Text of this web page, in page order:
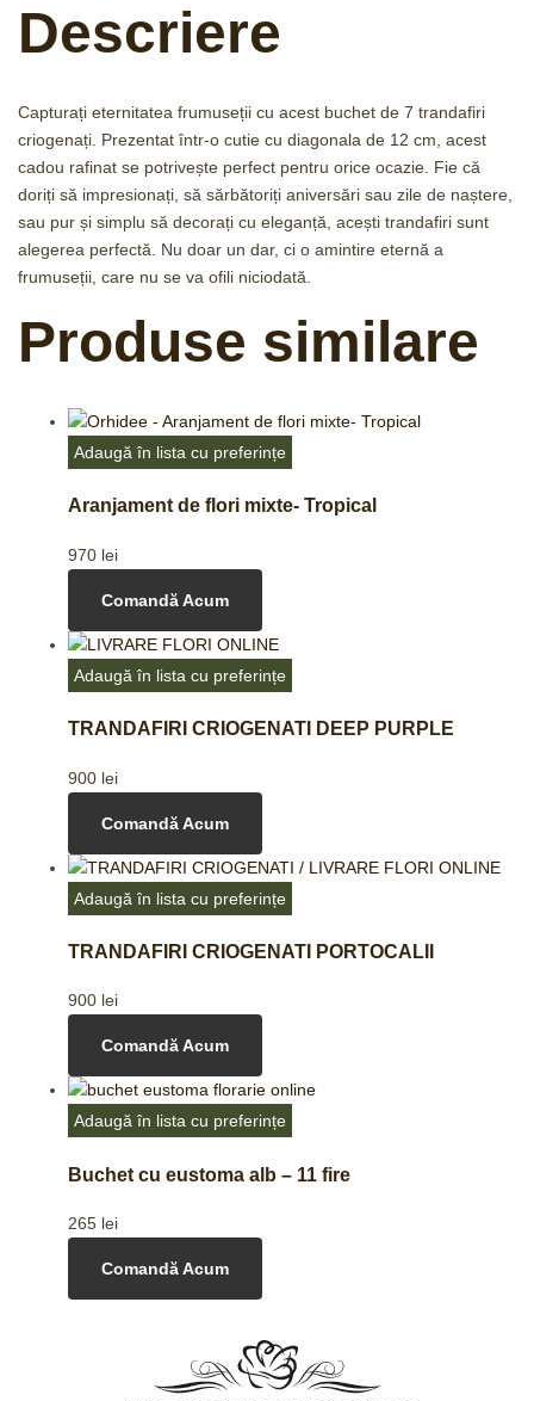
Descriere
Capturați eternitatea frumuseții cu acest buchet de 7 trandafiri
criogenați. Prezentat într-o cutie cu diagonala de 12 cm, acest
cadou rafinat se potrivește perfect pentru orice ocazie. Fie că
doriți să impresionați, să sărbătoriți aniversări sau zile de naștere,
sau pur și simplu să decorați cu eleganță, acești trandafiri sunt
alegerea perfectă. Nu doar un dar, ci o amintire eternă a
frumuseții, care nu se va ofili niciodată.
Produse similare
Adaugă în lista cu preferințe
Aranjament de flori mixte- Tropical
970 lei
Comandă Acum
Adaugă în lista cu preferințe
TRANDAFIRI CRIOGENATI DEEP PURPLE
900 lei
Comandă Acum
Adaugă în lista cu preferințe
TRANDAFIRI CRIOGENATI PORTOCALII
900 lei
Comandă Acum
Adaugă în lista cu preferințe
Buchet cu eustoma alb – 11 fire
265 lei
Comandă Acum